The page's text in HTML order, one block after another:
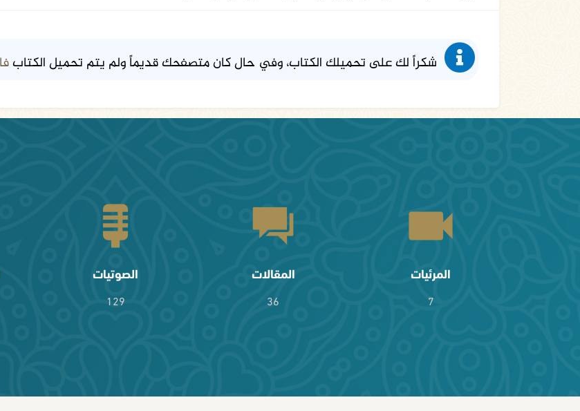
شكراً لك على تحميلك الكتاب، وفي حال كان متصفحك قديماً ولم يتم تحميل الكتاب
المرئيات
7
المقالات
36
الصوتيات
129